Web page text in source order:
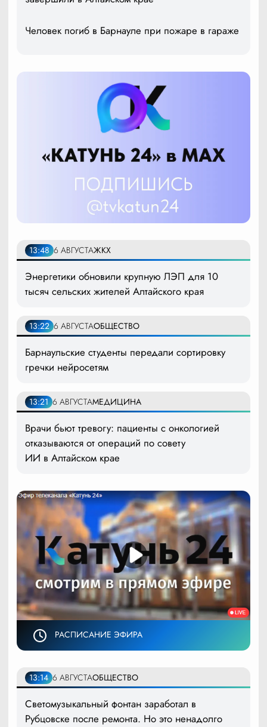
Человек погиб в Барнауле при пожаре в гараже
13:48 6 АВГУСТАЖКХ
Энергетики обновили крупную ЛЭП для 10
тысяч сельских жителей Алтайского края
13:22 6 АВГУСТАОБЩЕСТВО
Барнаульские студенты передали сортировку
гречки нейросетям
13:21 6 АВГУСТАМЕДИЦИНА
Врачи бьют тревогу: пациенты с онкологией
отказываются от операций по совету
ИИ в Алтайском крае
РАСПИСАНИЕ ЭФИРА
13:14 6 АВГУСТАОБЩЕСТВО
Светомузыкальный фонтан заработал в
Рубцовске после ремонта. Но это ненадолго